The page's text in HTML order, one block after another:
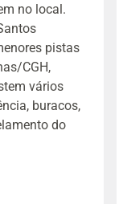
no local.
pistas
CGH,
vários
buracos,
do